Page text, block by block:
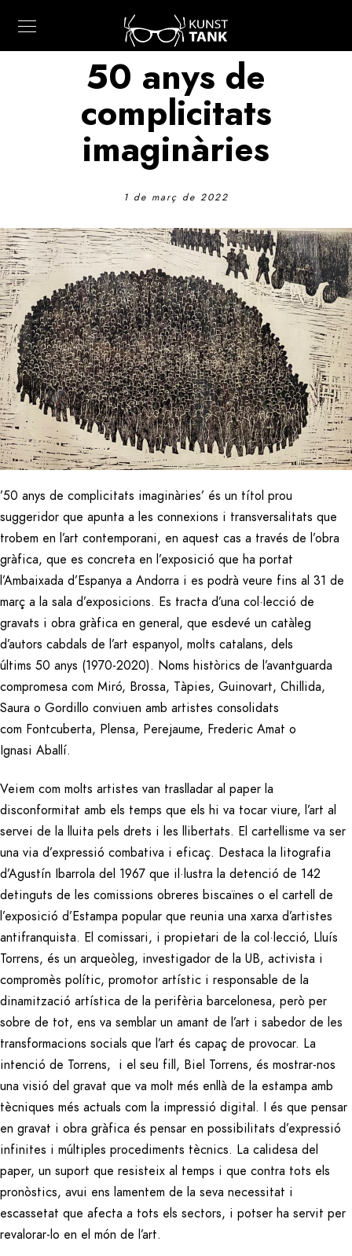
50 anys de
complicitats
imaginàries
1 de març de 2022
’50 anys de complicitats imaginàries’ és un títol prou
suggeridor que apunta a les connexions i transversalitats que
trobem en l’art contemporani, en aquest cas a través de l’obra
gràfica, que es concreta en l’exposició que ha portat
l’Ambaixada d’Espanya a Andorra i es podrà veure fins al 31 de
març a la sala d’exposicions. Es tracta d’una col·lecció de
gravats i obra gràfica en general, que esdevé un catàleg
d’autors cabdals de l’art espanyol, molts catalans, dels
últims 50 anys (1970-2020). Noms històrics de l’avantguarda
compromesa com Miró, Brossa, Tàpies, Guinovart, Chillida,
Saura o Gordillo conviuen amb artistes consolidats
com Fontcuberta, Plensa, Perejaume, Frederic Amat o
Ignasi Aballí.
Veiem com molts artistes van traslladar al paper la
disconformitat amb els temps que els hi va tocar viure, l’art al
servei de la lluita pels drets i les llibertats. El cartellisme va ser
una via d’expressió combativa i eficaç. Destaca la litografia
d’Agustín Ibarrola del 1967 que il·lustra la detenció de 142
detinguts de les comissions obreres biscaïnes o el cartell de
l’exposició d’Estampa popular que reunia una xarxa d’artistes
antifranquista. El comissari, i propietari de la col·lecció, Lluís
Torrens, és un arqueòleg, investigador de la UB, activista i
compromès polític, promotor artístic i responsable de la
dinamització artística de la perifèria barcelonesa, però per
sobre de tot, ens va semblar un amant de l’art i sabedor de les
transformacions socials que l’art és capaç de provocar. La
intenció de Torrens, i el seu fill, Biel Torrens, és mostrar-nos
una visió del gravat que va molt més enllà de la estampa amb
tècniques més actuals com la impressió digital. I és que pensar
en gravat i obra gràfica és pensar en possibilitats d’expressió
infinites i múltiples procediments tècnics. La calidesa del
paper, un suport que resisteix al temps i que contra tots els
pronòstics, avui ens lamentem de la seva necessitat i
escassetat que afecta a tots els sectors, i potser ha servit per
revalorar-lo en el món de l’art.